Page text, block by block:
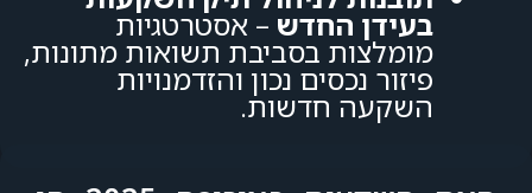
בעידן החדש – אסטרטגיות
מומלצות בסביבת תשואות מתונות,
פיזור נכסים נכון והזדמנויות
השקעה חדשות.